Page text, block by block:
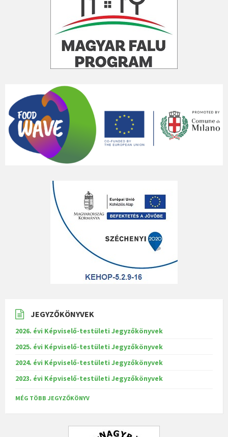
JEGYZŐKÖNYVEK
2026. évi Képviselő-testületi Jegyzőkönyvek
2025. évi Képviselő-testületi Jegyzőkönyvek
2024. évi Képviselő-testületi Jegyzőkönyvek
2023. évi Képviselő-testületi Jegyzőkönyvek
MÉG TÖBB JEGYZŐKÖNYV